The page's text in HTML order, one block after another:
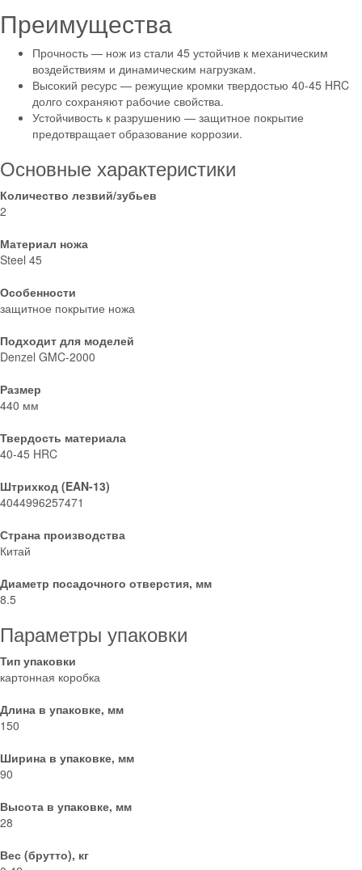
Преимущества
Прочность — нож из стали 45 устойчив к механическим
воздействиям и динамическим нагрузкам.
Высокий ресурс — режущие кромки твердостью 40-45 HRC
долго сохраняют рабочие свойства.
Устойчивость к разрушению — защитное покрытие
предотвращает образование коррозии.
Основные характеристики
Количество лезвий/зубьев
2
Материал ножа
Steel 45
Особенности
защитное покрытие ножа
Подходит для моделей
Denzel GMC-2000
Размер
440 мм
Твердость материала
40-45 HRC
Штрихкод (EAN-13)
4044996257471
Страна производства
Китай
Диаметр посадочного отверстия, мм
8.5
Параметры упаковки
Тип упаковки
картонная коробка
Длина в упаковке, мм
150
Ширина в упаковке, мм
90
Высота в упаковке, мм
28
Вес (брутто), кг